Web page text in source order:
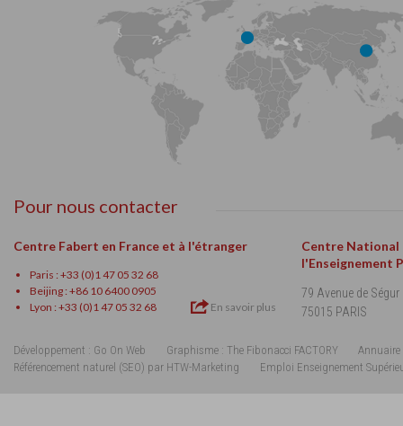
Pour nous contacter
Centre Fabert en France et à l'étranger
Paris : +33 (0)1 47 05 32 68
Beijing : +86 10 6400 0905
Lyon : +33 (0)1 47 05 32 68
En savoir plus
Centre National
l'Enseignement
79 Avenue de Ségur
75015 PARIS
Développement : Go On Web Graphisme : The Fibonacci FACTORY
Annuaire
Référencement naturel (SEO) par HTW-Marketing
Emploi Enseignement